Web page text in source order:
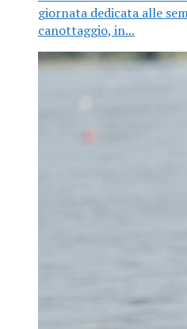
giornata dedicata alle
canottaggio, in...